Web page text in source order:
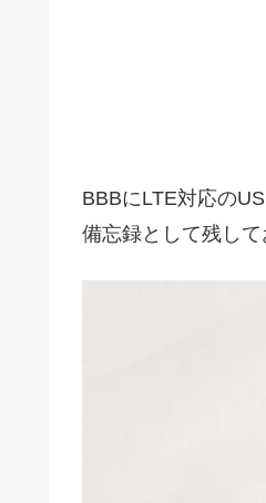
BBBにLTE対応の
備忘録として残して